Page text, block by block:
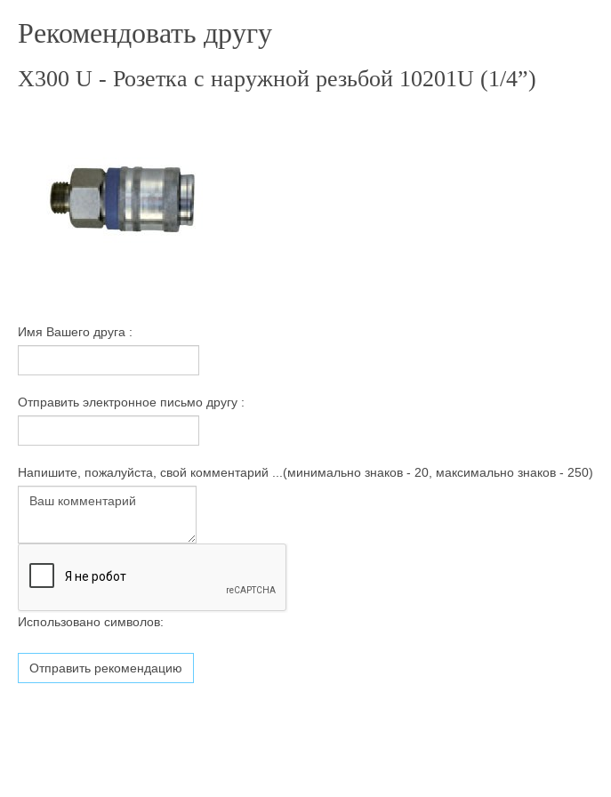
Рекомендовать другу
X300 U - Розетка с наружной резьбой 10201U (1/4”)
Имя Вашего друга :
Отправить электронное письмо другу :
Напишите, пожалуйста, свой комментарий ...(минимально знаков - 20, максимально знаков - 250)
Использовано символов: